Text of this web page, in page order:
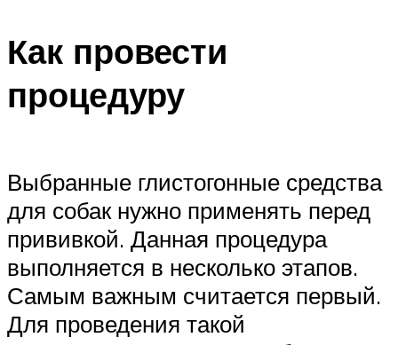
Как провести
процедуру
Выбранные глистогонные средства
для собак нужно применять перед
прививкой. Данная процедура
выполняется в несколько этапов.
Самым важным считается первый.
Для проведения такой